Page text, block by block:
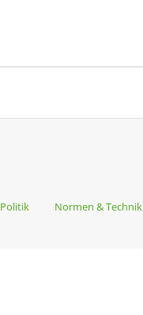
Politik Normen & Technik